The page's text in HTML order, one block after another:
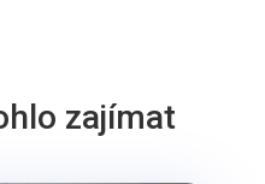
zajímat